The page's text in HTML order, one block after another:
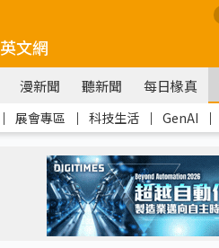
英文網
漫新聞 聽新聞 每日椽真
｜ 展會專區 ｜ 科技生活 ｜ GenAI ｜